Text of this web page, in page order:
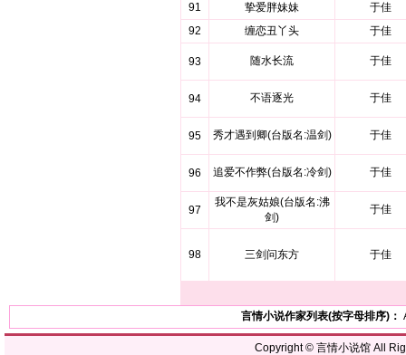
91
挚爱胖妹妹
于佳
92
缠恋丑丫头 于佳
93 随水长流 于佳
94 不语逐光 于佳
95 秀才遇到卿(台版名:温剑) 于佳
96 追爱不作弊(台版名:冷剑) 于佳
97
我不是灰姑娘(台版名:沸
剑)
于佳
98 三剑问东方 于佳
言情小说作家列表(按字母排序)：
Copyright © 言情小说馆All